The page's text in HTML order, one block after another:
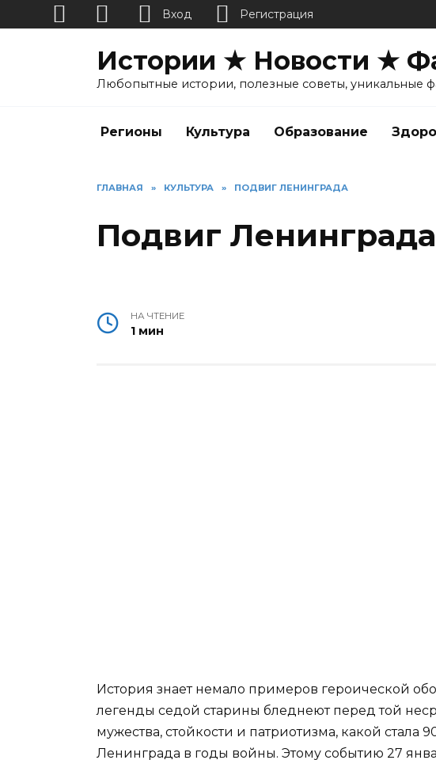
Истории ★ Новости ★
Любопытные истории, полезные советы, уникальные
Регионы Культура Образование
ГЛАВНАЯ » КУЛЬТУРА » ПОДВИГ ЛЕНИНГРАДА
Подвиг Ленинграда
НА ЧТЕНИЕ
1 мин
История знает немало примеров героической
легенды седой старины бледнеют перед той
мужества, стойкости и патриотизма, какой стала
Ленинграда в годы войны. Этому событию 27
Вход Регистрация